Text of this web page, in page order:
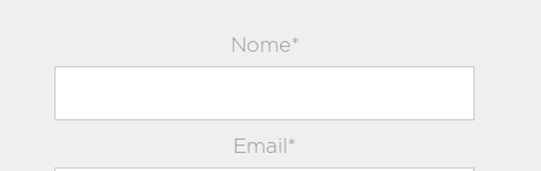
Nome*
Email*